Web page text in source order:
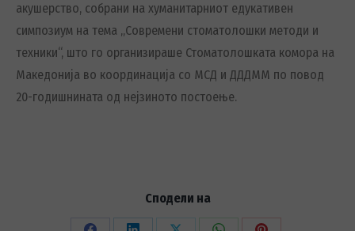
акушерство, собрани на хуманитарниот едукативен
симпозиум на тема „Современи стоматолошки методи и
техники“, што го организираше Стоматолошката комора на
Македонија во координација со МСД и ДДДММ по повод
20-годишнината од нејзиното постоење.
Сподели на